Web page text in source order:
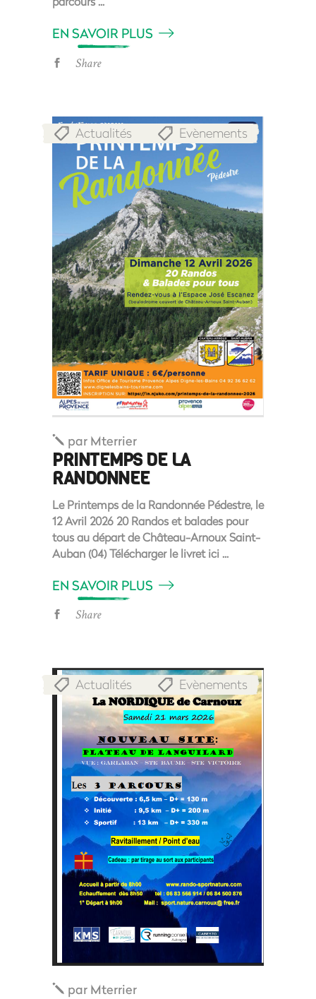
EN SAVOIR PLUS
Share
Actualités Evènements
par Mterrier
PRINTEMPS DE LA
RANDONNEE
Le Printemps de la Randonnée Pédestre, le
12 Avril 2026 20 Randos et balades pour
tous au départ de Château-Arnoux Saint-
Auban (04) Télécharger le livret ici
EN SAVOIR PLUS
Share
Actualités Evènements
par Mterrier